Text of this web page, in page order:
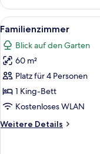
zur
Einzelnutzung,
Meerblick
Alle
Fotos
für
Familienzimmer
anzeigen
6
Familienzimmer
Blick auf den Garten
60 m²
Platz für 4 Personen
1 King-Bett
Kostenloses WLAN
Weitere Details
Weitere